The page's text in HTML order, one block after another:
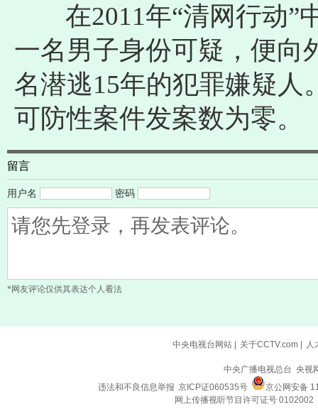
在2011年“清网行动”
一名男子身份可疑，便向
名潜逃15年的犯罪嫌疑人
可防性案件发案数为零。
留言
用户名 密码
*网友评论仅供其表达个人看法
中央电视台网站 关于CCTV.com 人
中央广播电视总台 央视
违法和不良信息举报 京ICP证060535号
京公网安备
网上传播视听节目许可证号